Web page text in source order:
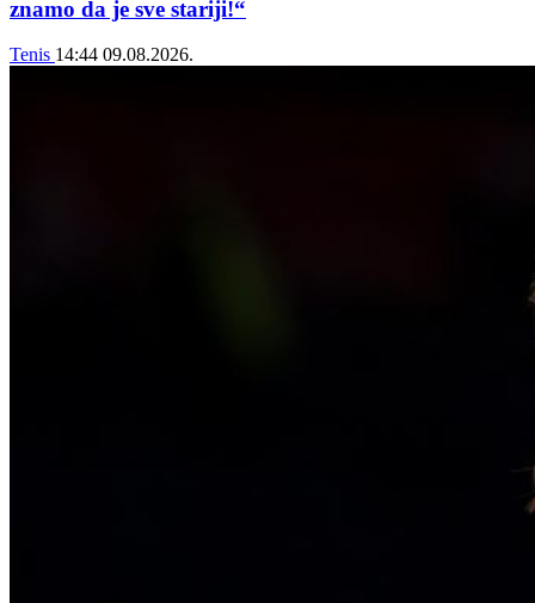
znamo da je sve stariji!“
Tenis 14:44 09.08.2026.